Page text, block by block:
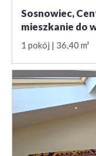
Sosnowiec,
mieszkanie do
1 pokój 36,40 m²